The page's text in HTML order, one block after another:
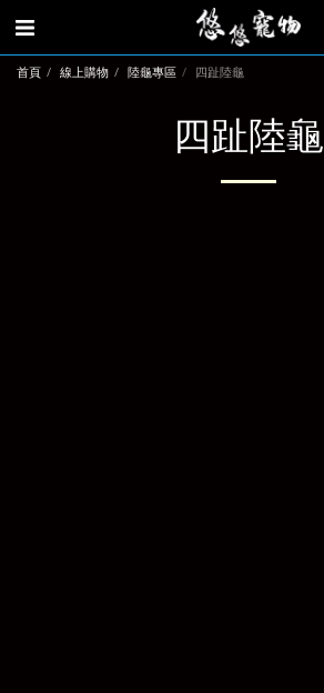
首頁 線上購物 陸龜專區 四趾陸龜
四趾陸龜